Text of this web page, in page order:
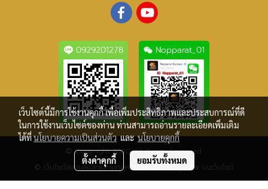
0929201278 Nopparat_01
© Copyright 2020 All Rights Reserved.
© เว็บไซต์สงวนลิขสิทธิ์ตามกฎหมายทุกบทความ-รูปภาพ บนเว็บไซต์
เว็บไซต์นี้มีการใช้งานคุกกี้ เพื่อเพิ่มประสิทธิภาพและประสบการณ์ที่ดี
ในการใช้งานเว็บไซต์ของท่าน ท่านสามารถอ่านรายละเอียดเพิ่มเติม
ได้ที่นโยบายความเป็นส่วนตัวและนโยบายคุกกี้
ตั้งค่าคุกกี้ ยอมรับทั้งหมด